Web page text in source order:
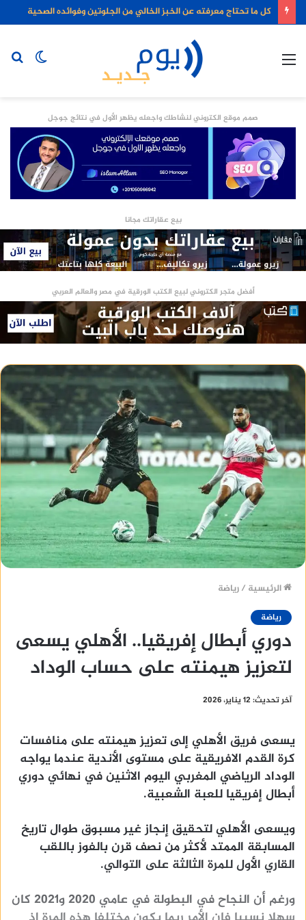
كل ما تحتاج معرفته عن الخبز الخالي من الجلوتين وفوائده الصحية
الوضع
صمم موقع الكتروني لنشاطك واجعله يظهر الأول في نتائج جوجل
بيع عقاراتك مجانا
أفضل متجر الكتروني لبيع الكتب الورقية في مصر والعالم العربي
الرئيسية /رياضة
رياضة
دوري أبطال إفريقيا.. الأهلي يسعى
لتعزيز هيمنته على حساب الوداد
آخر تحديث: 12 يناير، 2026
يسعى فريق الأهلي إلى تعزيز هيمنته على منافسات
كرة القدم الافريقية على مستوى الأندية عندما يواجه
الوداد الرياضي المغربي اليوم الاثنين في نهائي دوري
أبطال إفريقيا للعبة الشعبية.
ويسعى الأهلي لتحقيق إنجاز غير مسبوق طوال تاريخ
المسابقة الممتد لأكثر من نصف قرن بالفوز باللقب
القاري الأول للمرة الثالثة على التوالي.
ورغم أن النجاح في البطولة في عامي 2020 و2021 كان